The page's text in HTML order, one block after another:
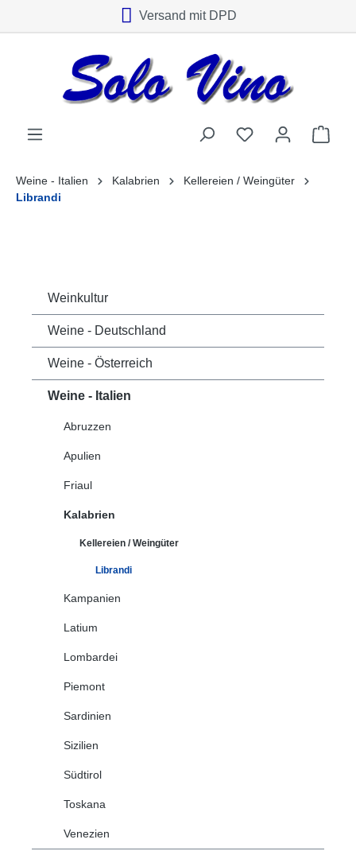
Versand mit DPD
Weine - Italien Kalabrien
Kellereien / Weingüter
Librandi
Weinkultur
Weine - Deutschland
Weine - Österreich
Weine - Italien
Abruzzen
Apulien
Friaul
Kalabrien
Kellereien / Weingüter
Librandi
Kampanien
Latium
Lombardei
Piemont
Sardinien
Sizilien
Südtirol
Toskana
Venezien